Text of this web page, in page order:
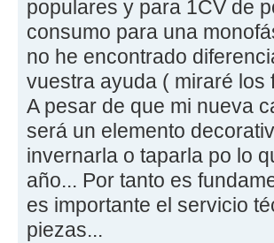
populares y para 1CV de
consumo para una
no he encontrado
vuestra ayuda ( miraré los
A pesar de que mi nueva
será un elemento
invernarla o taparla po lo
año... Por tanto es
es importante el servicio
piezas...